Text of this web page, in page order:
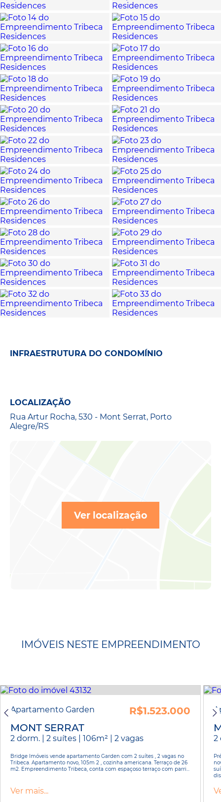
INFRAESTRUTURA DO CONDOMÍNIO
LOCALIZAÇÃO
Rua Artur Rocha, 530 - Mont Serrat, Porto
Alegre/RS
Ver localização
IMÓVEIS NESTE EMPREENDIMENTO
Apartamento Garden
R$1.523.000
MONT SERRAT
2 dorm. | 2 suítes | 106m² | 2 vagas
Bridge Imóveis vende apartamento Garden com 2 suítes , 2 vagas no
Tribeca. Apartamento novo, 105m 2 , cozinha americana. Terraço de 26
m2. Empreendimento Tribeca, conta com espaçoso terraço com parri...
Ver mais...
2